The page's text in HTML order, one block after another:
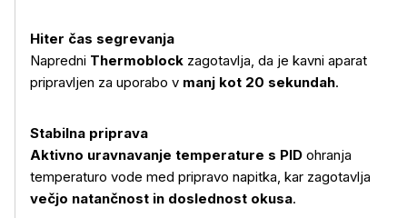
Hiter čas segrevanja
Napredni Thermoblock zagotavlja, da je kavni aparat
pripravljen za uporabo v manj kot 20 sekundah.
Stabilna priprava
Aktivno uravnavanje temperature s PID ohranja
temperaturo vode med pripravo napitka, kar zagotavlja
večjo natančnost in doslednost okusa.